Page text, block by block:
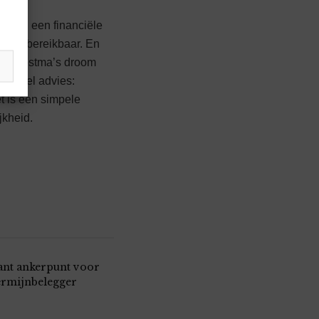
een financiële
onbereikbaar. En
Postma’s droom
advies:
is een simpele
ankerpunt voor